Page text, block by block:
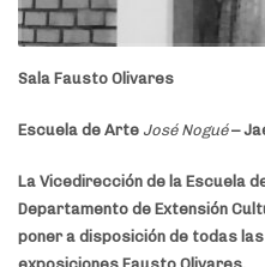
Sala Fausto Olivares
Escuela de Arte José Nogué–
La Vicedirección de la Escuela
Departamento de Extensión
poner a disposición de todas